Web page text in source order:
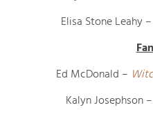
Elisa Stone Leahy –
Ed McDonald –
Kalyn Josephson –